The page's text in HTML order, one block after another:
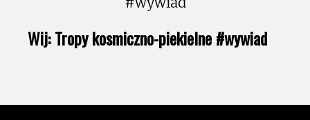
Wij: Tropy kosmiczno-piekielne #wywiad